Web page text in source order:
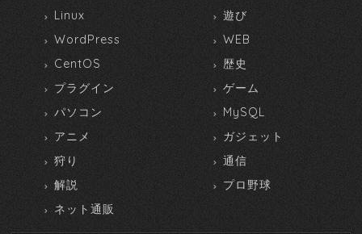
Linux
遊び
WordPress
WEB
CentOS
歴史
プラグイン
ゲーム
パソコン
MySQL
アニメ
ガジェット
狩り
通信
解説
プロ野球
ネット通販